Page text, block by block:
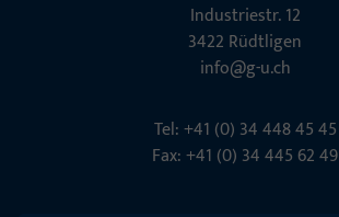
Indu­s­triestr. 12
3422 Rüdt­ligen
info@g-u.ch
Tel: +41 (0) 34 448 45 45
Fax: +41 (0) 34 445 62 49